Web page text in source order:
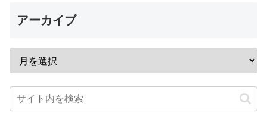
アーカイブ